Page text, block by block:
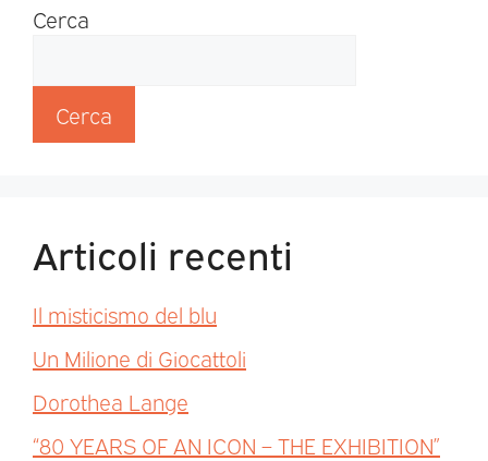
Cerca
Cerca
Articoli recenti
Il misticismo del blu
Un Milione di Giocattoli
Dorothea Lange
“80 YEARS OF AN ICON – THE EXHIBITION”